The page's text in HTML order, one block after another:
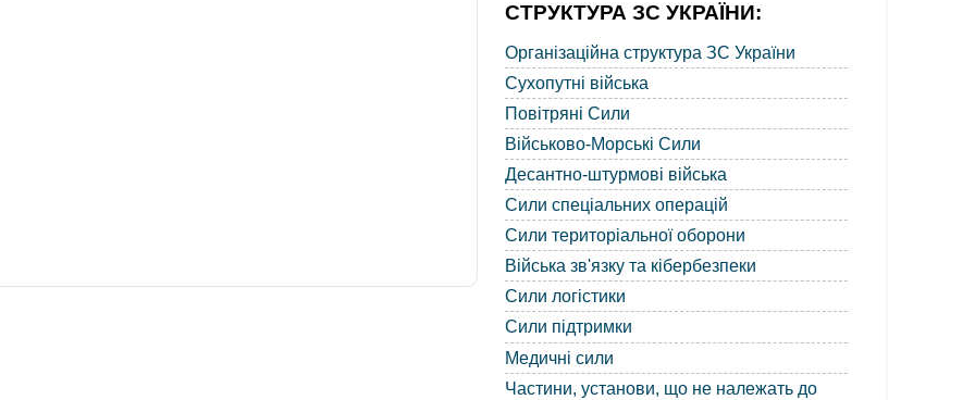
СТРУКТУРА ЗС УКРАЇНИ:
Організаційна структура ЗС України
Сухопутні війська
Повітряні Сили
Військово-Морські Сили
Десантно-штурмові війська
Сили спеціальних операцій
Сили територіальної оборони
Війська зв'язку та кібербезпеки
Сили логістики
Сили підтримки
Медичні сили
Частини, установи, що не належать до